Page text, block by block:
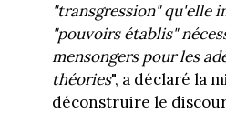
"transgression" qu'elle
"pouvoirs établis"
mensongers pour les
théories", a déclaré la
déconstruire le